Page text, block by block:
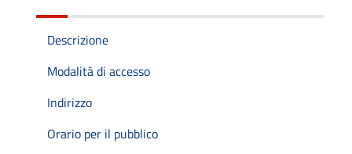
Descrizione
Modalità di accesso
Indirizzo
Orario per il pubblico